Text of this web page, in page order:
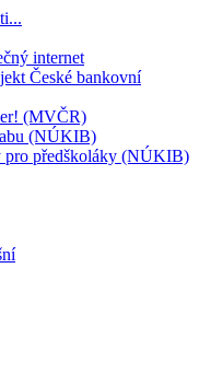
internet
České bankovní
(MVČR)
(NÚKIB)
pro předškoláky (NÚKIB)